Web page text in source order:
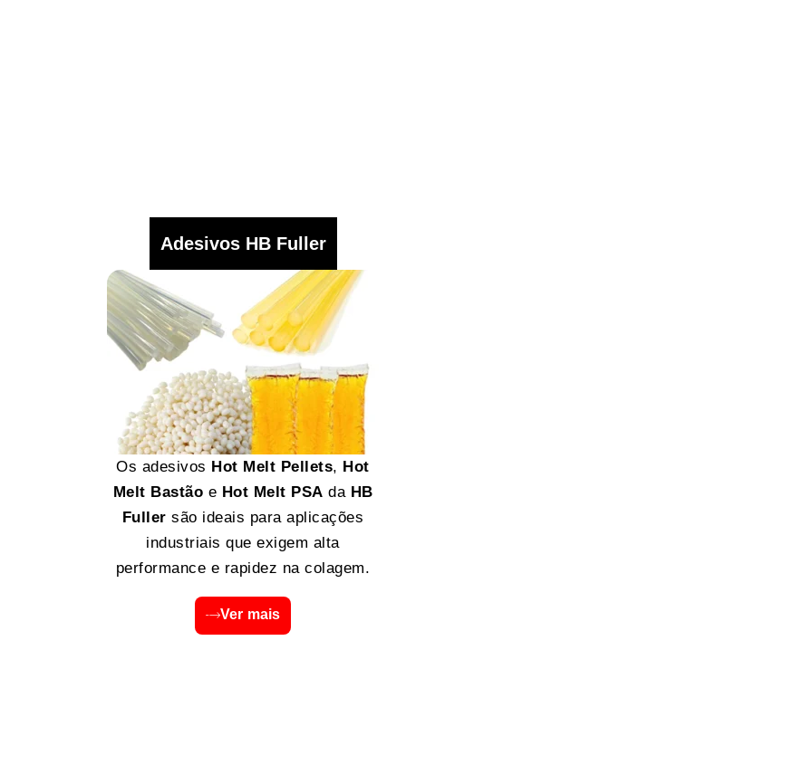
Adesivos HB Fuller
Os adesivos Hot Melt Pellets, Hot
Melt Bastão e Hot Melt PSA da HB
Fuller são ideais para aplicações
industriais que exigem alta
performance e rapidez na colagem.
Ver mais